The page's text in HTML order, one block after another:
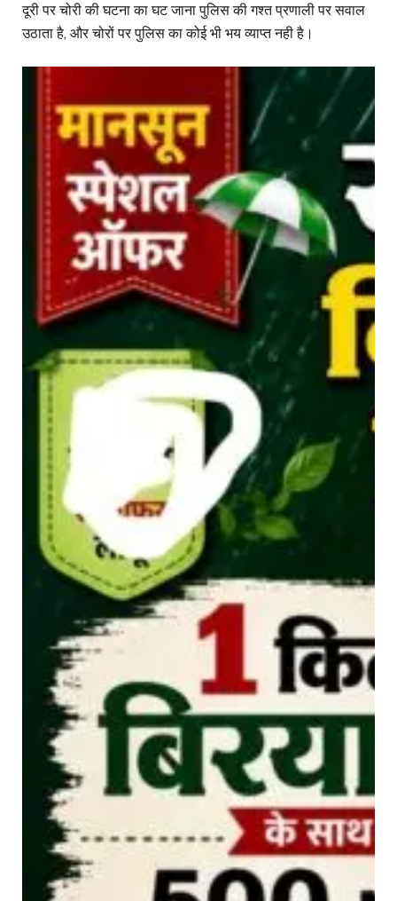
दूरी पर चोरी की घटना का घट जाना पुलिस की गश्त प्रणाली पर सवाल
उठाता है, और चोरों पर पुलिस का कोई भी भय व्याप्त नही है।